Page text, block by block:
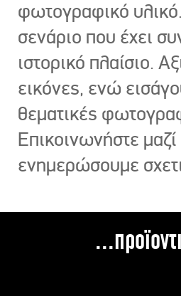
φωτογραφικό
σενάριο που έχει
ιστορικό πλαίσιο.
εικόνες, ενώ
θεματικές
Επικοινωνήστε
ενημερώσουμε